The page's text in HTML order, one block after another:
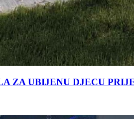
ZA UBIJENU DJECU